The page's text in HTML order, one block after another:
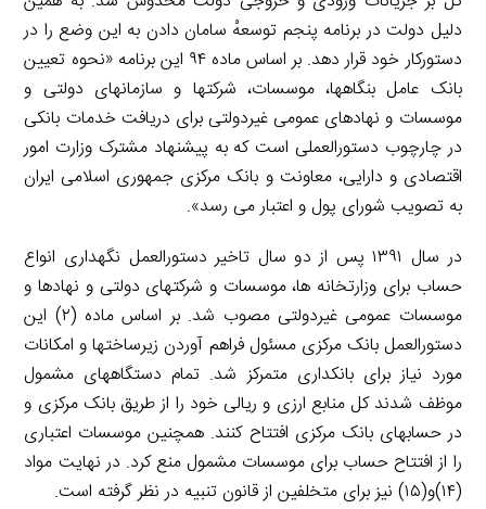
دلیل دولت در برنامه پنجم توسعهْ سامان دادن به این وضع را در
دستورکار خود قرار دهد. بر اساس ماده ۹۴ این برنامه «نحوه تعیین
بانک عامل بنگاه­ها، موسسات، شرکت­ها و سازمان­های دولتی و
موسسات و نهادهای عمومی غیردولتی برای دریافت خدمات بانکی
در چارچوب دستورالعملی است که به پیشنهاد مشترک وزارت امور
اقتصادی و دارایی، معاونت و بانک مرکزی جمهوری اسلامی ایران
به تصویب شورای پول و اعتبار می ­رسد».
در سال ۱۳۹۱ پس از دو سال تاخیر دستورالعمل نگهداری انواع
حساب برای وزارتخانه­ ها، موسسات و شرکت­های دولتی و نهادها و
موسسات عمومی غیردولتی مصوب شد. بر اساس ماده (۲) این
دستورالعمل بانک مرکزی مسئول فراهم آوردن زیرساخت­ها و امکانات
مورد نیاز برای بانکداری متمرکز شد. تمام دستگاه­های مشمول
موظف شدند کل منابع ارزی و ریالی خود را از طریق بانک مرکزی و
در حساب­های بانک مرکزی افتتاح کنند. همچنین موسسات اعتباری
را از افتتاح حساب برای موسسات مشمول منع کرد. در نهایت مواد
(۱۴)و(۱۵) نیز برای متخلفین از قانون تنبیه در نظر گرفته است.